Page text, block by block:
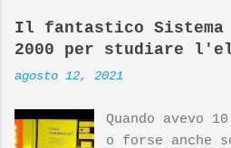
Il fantastico Sistema
2000 per studiare
agosto 12, 2021
Quando avevo
o forse anche